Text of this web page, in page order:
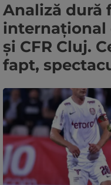
Analiză dură
internațional
și CFR Cluj.
fapt,